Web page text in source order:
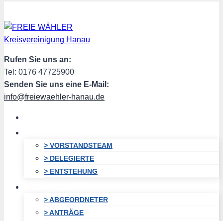
Inhalt
springen
Rufen Sie uns an:
Tel: 0176 47725900
Senden Sie uns eine E-Mail:
info@freiewaehler-hanau.de
> VORSTANDSTEAM
> DELEGIERTE
> ENTSTEHUNG
> ABGEORDNETER
> ANTRÄGE